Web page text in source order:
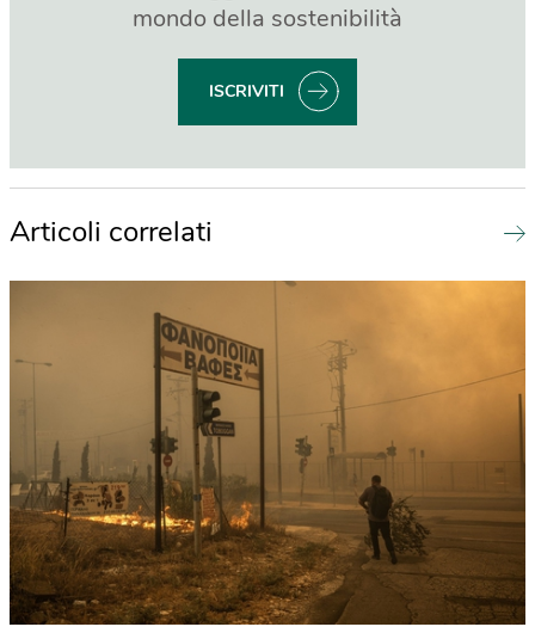
mondo della sostenibilità
ISCRIVITI
Articoli correlati